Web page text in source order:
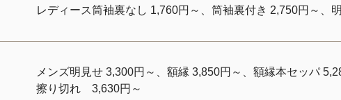
レディース筒袖裏なし 1,760円～、筒袖裏付き 2,750円～、
メンズ明見せ 3,300円～、額縁 3,850円～、額縁本セッパ
擦り切れ 3,630円～